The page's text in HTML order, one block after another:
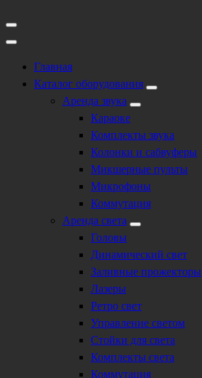
Техническое обеспечение мероприятий
Главная
Каталог оборудования
Аренда звука
Караоке
Комплекты звука
Колонки и сабвуферы
Микшерные пульты
Микрофоны
Коммутация
Аренда света
Головы
Динамический свет
Заливные прожекторы
Лазеры
Ретро свет
Управление светом
Стойки для света
Комплекты света
Коммутация